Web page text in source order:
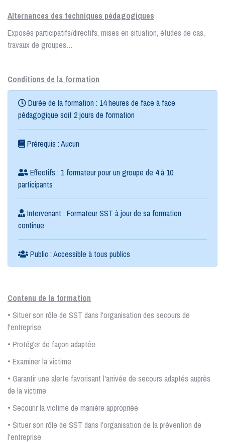
Alternances des techniques pédagogiques
Exposés participatifs/directifs, mises en situation, études de cas,
travaux de groupes…
Conditions de la formation
Durée de la formation : 14 heures de face à face
pédagogique soit 2 jours de formation
Prérequis : Aucun
Effectifs : 1 formateur pour un groupe de 4 à 10
participants
Intervenant : Formateur SST à jour de sa formation
continue
Public : Accessible à tous publics
Contenu de la formation
• Situer son rôle de SST dans l'organisation des secours de
l'entreprise
• Protéger de façon adaptée
• Examiner la victime
• Garantir une alerte favorisant l'arrivée de secours adaptés auprès
de la victime
• Secourir la victime de manière appropriée
• Situer son rôle de SST dans l'organisation de la prévention de
l'entreprise